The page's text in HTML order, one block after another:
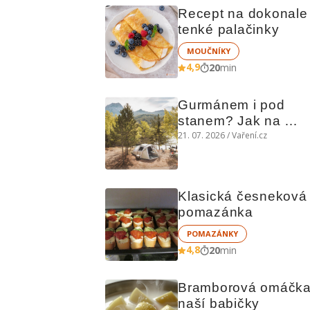
Recept na dokonale
tenké palačinky
MOUČNÍKY
4,9 20min
Gurmánem i pod
stanem? Jak na
polní kuchyni a na
21. 07. 2026 / Vaření.cz
Klasická česneková
pomazánka
POMAZÁNKY
4,8 20min
Bramborová
naší babičky